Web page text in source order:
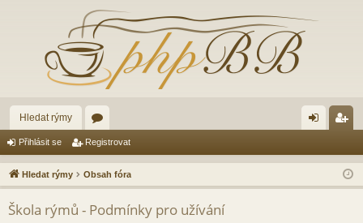
Hledat rýmy
ór
a lá
sit
ist
ro
Přihlásit se Registrovat
Hledat rýmy Obsah fóra
Škola rýmů - Podmínky pro užívání